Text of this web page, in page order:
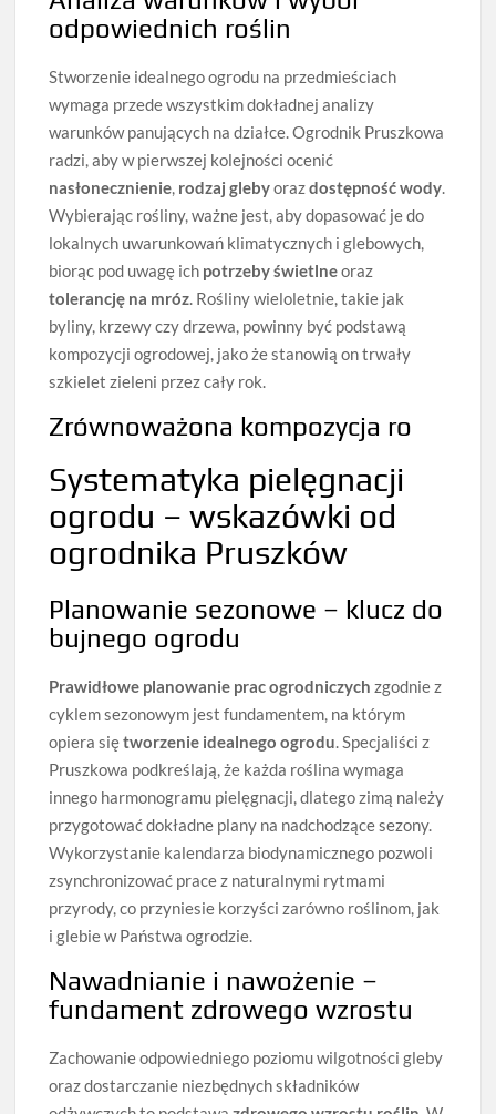
odpowiednich roślin
Stworzenie idealnego ogrodu na przedmieściach
wymaga przede wszystkim dokładnej analizy
warunków panujących na działce. Ogrodnik Pruszkowa
radzi, aby w pierwszej kolejności ocenić
nasłonecznienie, rodzaj glebyorazdostępność wody.
Wybierając rośliny, ważne jest, aby dopasować je do
lokalnych uwarunkowań klimatycznych i glebowych,
biorąc pod uwagę ich potrzeby świetlneoraz
tolerancję na mróz. Rośliny wieloletnie, takie jak
byliny, krzewy czy drzewa, powinny być podstawą
kompozycji ogrodowej, jako że stanowią on trwały
szkielet zieleni przez cały rok.
Zrównoważona kompozycja ro
Systematyka pielęgnacji
ogrodu – wskazówki od
ogrodnika Pruszków
Planowanie sezonowe – klucz do
bujnego ogrodu
Prawidłowe planowanie prac ogrodniczych zgodnie z
cyklem sezonowym jest fundamentem, na którym
opiera siętworzenie idealnego ogrodu. Specjaliści z
Pruszkowa podkreślają, że każda roślina wymaga
innego harmonogramu pielęgnacji, dlatego zimą należy
przygotować dokładne plany na nadchodzące sezony.
Wykorzystanie kalendarza biodynamicznego pozwoli
zsynchronizować prace z naturalnymi rytmami
przyrody, co przyniesie korzyści zarówno roślinom, jak
i glebie w Państwa ogrodzie.
Nawadnianie i nawożenie –
fundament zdrowego wzrostu
Zachowanie odpowiedniego poziomu wilgotności gleby
oraz dostarczanie niezbędnych składników